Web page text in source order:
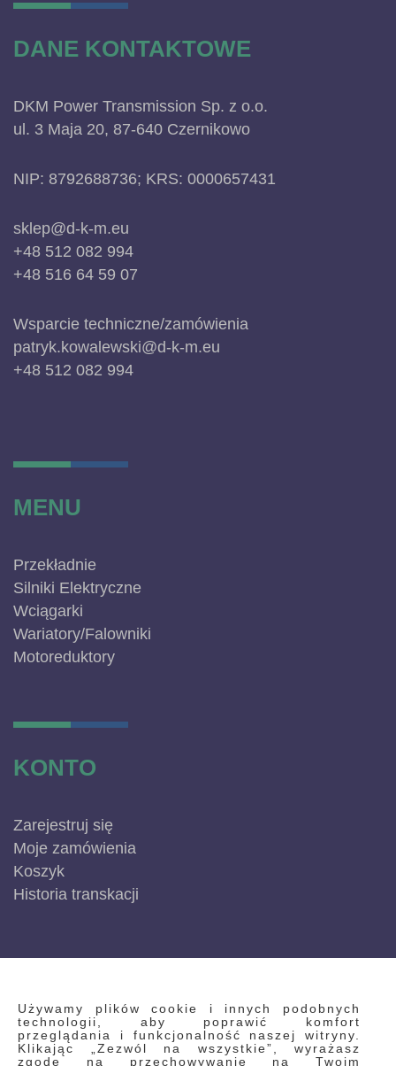
Używamy plików cookie i innych podobnych
technologii, aby poprawić komfort
przeglądania i funkcjonalność naszej witryny.
Klikając „Zezwól na wszystkie”, wyrażasz
zgodę na przechowywanie na Twoim
DANE KONTAKTOWE
DKM Power Transmission Sp. z o.o.
ul. 3 Maja 20, 87-640 Czernikowo
NIP: 8792688736; KRS: 0000657431
sklep@d-k-m.eu
+48 512 082 994
+48 516 64 59 07
Wsparcie techniczne/zamówienia
patryk.kowalewski@d-k-m.eu
+48 512 082 994
MENU
Przekładnie
Silniki Elektryczne
Wciągarki
Wariatory/Falowniki
Motoreduktory
KONTO
Zarejestruj się
Moje zamówienia
Koszyk
Historia transkacji
INFORMACJE
Regulamin